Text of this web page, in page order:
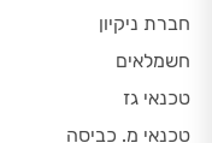
חברת ניקיון
חשמלאים
טכנאי גז
טכנאי מ. כביסה